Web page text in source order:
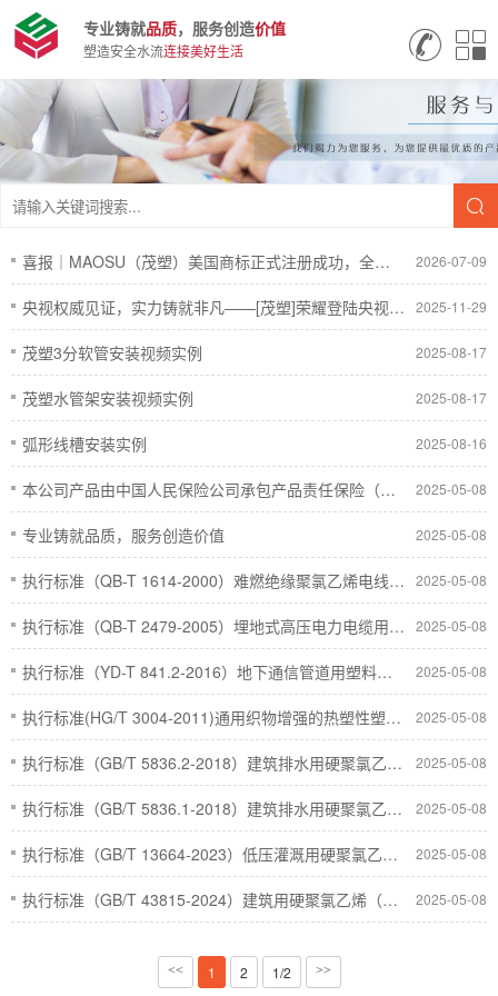
专业铸就品质，服务创造价值
塑造安全水流连接美好生活
2026-07-09
喜报｜MAOSU（茂塑）美国商标正式注册成功，全球化布局再启新程
2025-11-29
央视权威见证，实力铸就非凡——[茂塑]荣耀登陆央视，开启品牌新纪元
2025-08-17
茂塑3分软管安装视频实例
2025-08-17
茂塑水管架安装视频实例
2025-08-16
弧形线槽安装实例
2025-05-08
本公司产品由中国人民保险公司承包产品责任保险（百万）
2025-05-08
专业铸就品质，服务创造价值
2025-05-08
执行标准（QB-T 1614-2000）难燃绝缘聚氯乙烯电线槽及配件
2025-05-08
执行标准（QB-T 2479-2005）埋地式高压电力电缆用氯化聚氯乙烯(PVC－C)套管
2025-05-08
执行标准（YD-T 841.2-2016）地下通信管道用塑料管 第2部分：实壁管
2025-05-08
执行标准(HG/T 3004-2011)通用织物增强的热塑性塑料排水软管规范
2025-05-08
执行标准（GB/T 5836.2-2018）建筑排水用硬聚氯乙烯(PVC-U)管件
2025-05-08
执行标准（GB/T 5836.1-2018）建筑排水用硬聚氯乙烯(PVC-U)管材
2025-05-08
执行标准（GB/T 13664-2023）低压灌溉用硬聚氯乙烯（PVC-U）管材
2025-05-08
执行标准（GB/T 43815-2024）建筑用硬聚氯乙烯（PVC-U）绝缘电工套管及配件
<< 1 2 1/2 >>